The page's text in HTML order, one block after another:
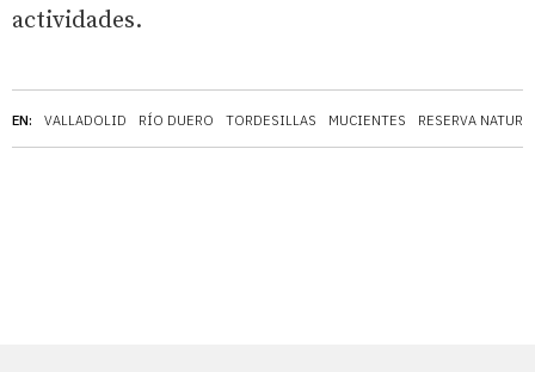
EN: VALLADOLID RÍO DUERO TORDESILLAS MUCIENTES RESERVA
actividades.